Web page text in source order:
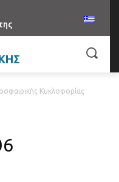
Κυκλοφορίας